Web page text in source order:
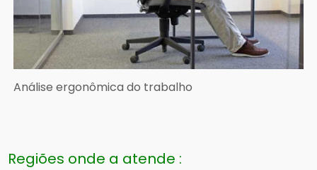
Análise ergonômica do trabalho
Regiões onde a atende :